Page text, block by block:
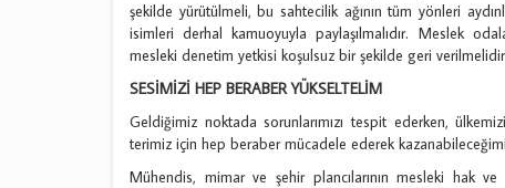
şekilde yürütülmeli, bu sahtecilik ağının tüm yönleri
isimleri derhal kamuoyuyla paylaşılmalıdır. Meslek
mesleki denetim yetkisi koşulsuz bir şekilde geri
SESİMİZİ HEP BERABER YÜKSELTELİM
Geldiğimiz noktada sorunlarımızı tespit ederken,
terimiz için hep beraber mücadele ederek
Mühendis, mimar ve şehir plancılarının mesleki hak